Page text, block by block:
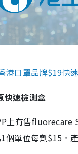
港口罩品牌$19
速檢測盒
上有售fluorecare
單位每劑$15。